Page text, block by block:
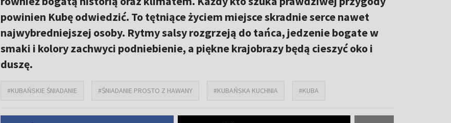
powinien Kubę odwiedzić. To tętniące życiem miejsce skradnie serce nawet
najwybredniejszej osoby. Rytmy salsy rozgrzeją do tańca, jedzenie bogate w
smaki i kolory zachwyci podniebienie, a piękne krajobrazy będą cieszyć oko i
duszę.
#KUBAŃSKIE ŚNIADANIE #ŚNIADANIE PROSTO Z HAWANY #KUBAŃSKA KUCHNIA #KUBA